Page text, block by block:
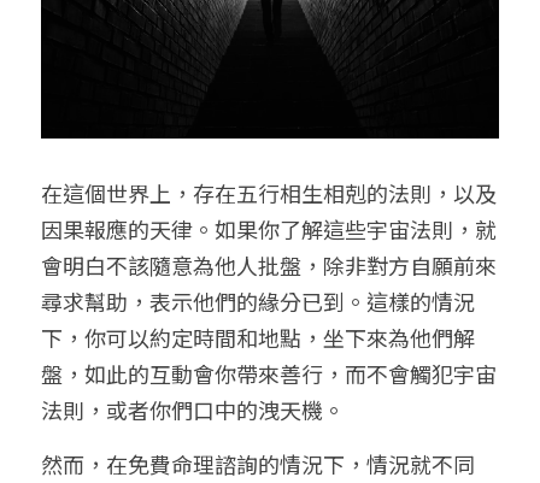
在這個世界上，存在五行相生相剋的法則，以及
因果報應的天律。如果你了解這些宇宙法則，就
會明白不該隨意為他人批盤，除非對方自願前來
尋求幫助，表示他們的緣分已到。這樣的情況
下，你可以約定時間和地點，坐下來為他們解
盤，如此的互動會你帶來善行，而不會觸犯宇宙
法則，或者你們口中的洩天機。
然而，在免費命理諮詢的情況下，情況就不同